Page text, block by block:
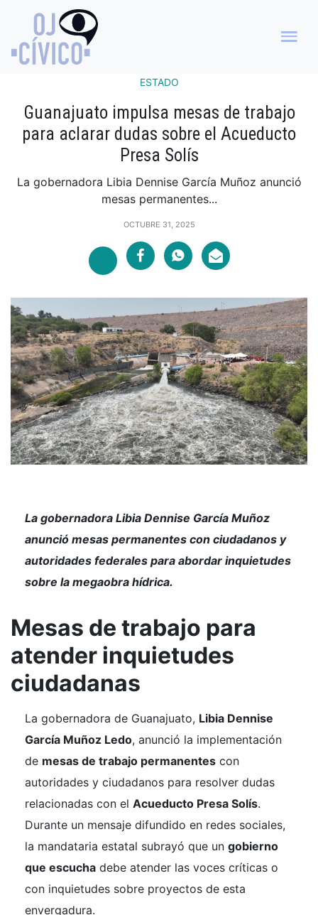
ESTADO
Guanajuato impulsa mesas de trabajo
para aclarar dudas sobre el Acueducto
Presa Solís
La gobernadora Libia Dennise García Muñoz anunció
mesas permanentes...
OCTUBRE 31, 2025
La gobernadora Libia Dennise García Muñoz
anunció mesas permanentes con ciudadanos y
autoridades federales para abordar inquietudes
sobre la megaobra hídrica.
Mesas de trabajo para
atender inquietudes
ciudadanas
La gobernadora de Guanajuato, Libia Dennise
García Muñoz Ledo, anunció la implementación
de mesas de trabajo permanentes con
autoridades y ciudadanos para resolver dudas
relacionadas con el Acueducto Presa Solís.
Durante un mensaje difundido en redes sociales,
la mandataria estatal subrayó que un gobierno
que escucha debe atender las voces críticas o
con inquietudes sobre proyectos de esta
envergadura.